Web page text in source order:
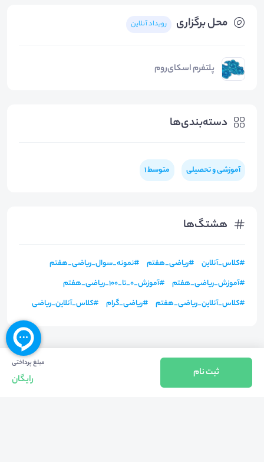
محل برگزاری رویداد آنلاین
پلتفرم اسکای‌روم
دسته‌بندی‌ها
آموزشی و تحصیلی متوسط 1
هشتگ‌ها
#کلاس_آنلاین #ریاضی_هفتم #نمونه_سوال_ریاضی_هفتم
#آموزش_ریاضی_هفتم #آموزش_0_تا_100_ریاضی_هفتم
#کلاس_آنلاین_ریاضی_هفتم #ریاضی_گرام #کلاس_آنلاین_ریاضی
مبلغ پرداختی
رایگان
ثبت نام